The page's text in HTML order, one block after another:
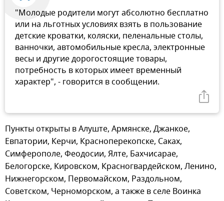
"Молодые родители могут абсолютно бесплатно
или на льготных условиях взять в пользование
детские кроватки, коляски, пеленальные столы,
ванночки, автомобильные кресла, электронные
весы и другие дорогостоящие товары,
потребность в которых имеет временный
характер", - говорится в сообщении.
Пункты открыты в Алуште, Армянске, Джанкое,
Евпатории, Керчи, Красноперекопске, Саках,
Симферополе, Феодосии, Ялте, Бахчисарае,
Белогорске, Кировском, Красногвардейском, Ленино,
Нижнегорском, Первомайском, Раздольном,
Советском, Черноморском, а также в селе Воинка